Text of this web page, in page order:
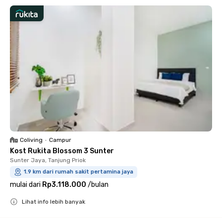
Coliving • Campur
Kost Rukita Blossom 3 Sunter
Sunter Jaya, Tanjung Priok
1.9 km dari rumah sakit pertamina jaya
mulai dari Rp3.118.000 /bulan
Lihat info lebih banyak